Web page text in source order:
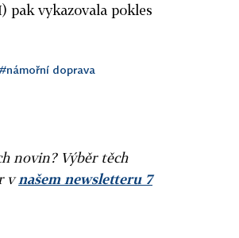
pak vykazovala pokles
#námořní doprava
novin? Výběr těch
vnašem newsletteru 7